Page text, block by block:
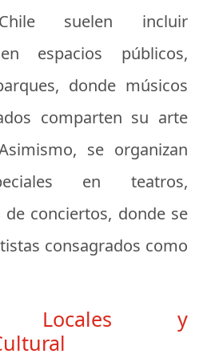
suelen incluir
espacios públicos,
donde músicos
comparten su arte
se organizan
en teatros,
conciertos, donde se
consagrados como
Locales y